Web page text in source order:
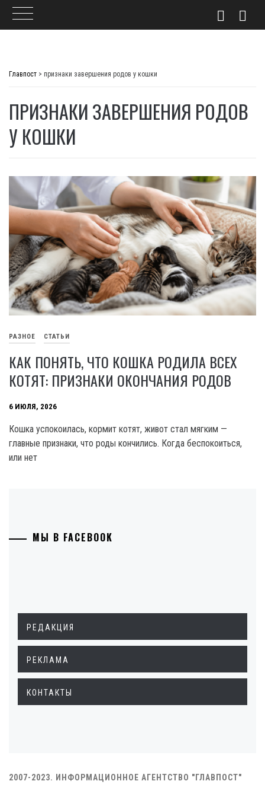
Главпост > признаки завершения родов у кошки
ПРИЗНАКИ ЗАВЕРШЕНИЯ РОДОВ
У КОШКИ
РАЗНОЕ СТАТЬИ
КАК ПОНЯТЬ, ЧТО КОШКА РОДИЛА ВСЕХ
КОТЯТ: ПРИЗНАКИ ОКОНЧАНИЯ РОДОВ
6 ИЮЛЯ, 2026
Кошка успокоилась, кормит котят, живот стал мягким —
главные признаки, что роды кончились. Когда беспокоиться,
или нет
МЫ В FACEBOOK
РЕДАКЦИЯ
РЕКЛАМА
КОНТАКТЫ
2007-2023. ИНФОРМАЦИОННОЕ АГЕНТСТВО "ГЛАВПОСТ"